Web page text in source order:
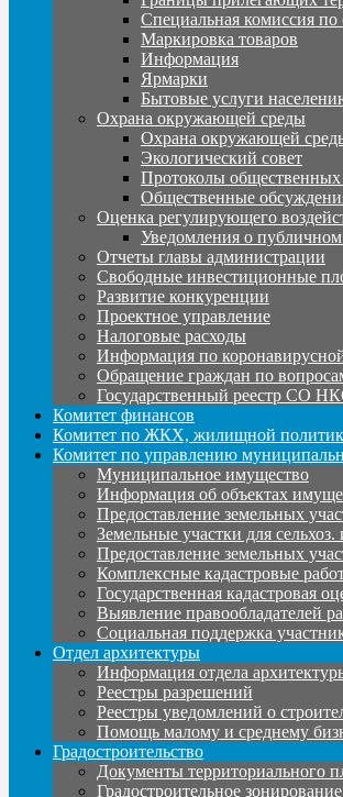
Специальная комиссия
Маркировка товаров
Информация
Ярмарки
Бытовые услуги
Охрана окружающей среды
Охрана окружающей
Экологический совет
Протоколы
Общественные
Оценка регулирующего
Уведомления о
Отчеты главы администрации
Свободные инвестиционные
Развитие конкуренции
Проектное управление
Налоговые расходы
Информация по
Обращение граждан по
Государственный реестр СО
Комитет финансов
Комитет по ЖКХ, жилищной
Комитет по управлению
Муниципальное имущество
Информация об объектах
Предоставление земельных
Земельные участки для сельхоз.
Предоставление земельных
Комплексные кадастровые
Государственная кадастровая
Выявление правообладателей
Социальная поддержка
Отдел архитектуры
Информация отдела
Реестры разрешений
Реестры уведомлений о
Помощь малому и среднему
Градостроительство
Документы территориального
Градостроительное зонирование